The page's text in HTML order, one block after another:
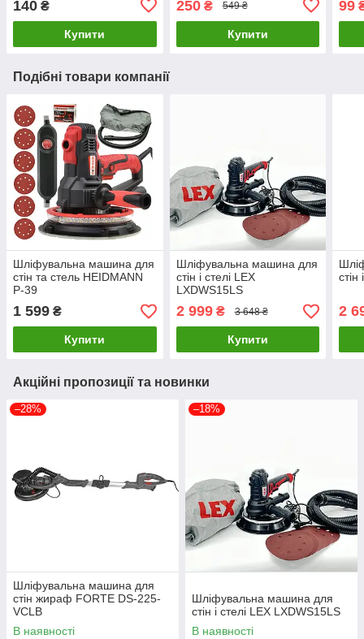
140 ₴
Купити
250₴ 549 ₴
Купити
99
Подібні товари компанії
Шліфувальна машина для
стін та стель HEIDMANN
P-39
1 599 ₴
Купити
Шліфувальна машина для
стін і стелі LEX
LXDWS15LS
2 999₴ 3 648 ₴
Купити
2
Акційні пропозиції та новинки
–28%
Шлiфувальна машина для
стiн жираф FORTE DS-225-
VCLВ
В наявності
–18%
Шліфувальна машина для
стін і стелі LEX LXDWS15LS
В наявності